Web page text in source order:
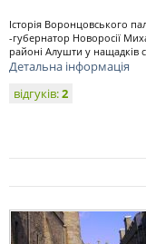
Історія Воронцовського
-губернатор Новоросії
районі Алушти у нащадків
Детальна інформація
відгуків:2